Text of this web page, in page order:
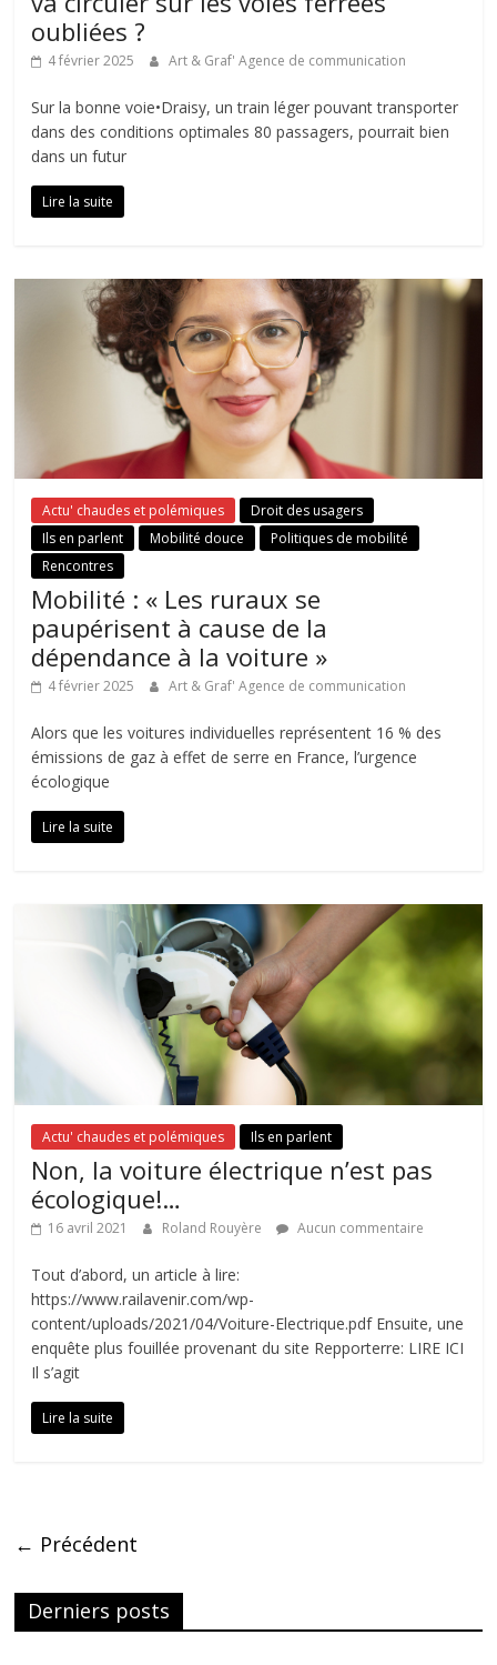
oubliées ?
4 février 2025 Art & Graf' Agence de communication
Sur la bonne voie•Draisy, un train léger pouvant transporter
dans des conditions optimales 80 passagers, pourrait bien
dans un futur
Lire la suite
Actu' chaudes et polémiques
Droit des usagers
Ils en parlent
Mobilité douce
Politiques de mobilité
Rencontres
Mobilité : « Les ruraux se
paupérisent à cause de la
dépendance à la voiture »
4 février 2025 Art & Graf' Agence de communication
Alors que les voitures individuelles représentent 16 % des
émissions de gaz à effet de serre en France, l’urgence
écologique
Lire la suite
Actu' chaudes et polémiques Ils en parlent
Non, la voiture électrique n’est pas
écologique!…
16 avril 2021 Roland Rouyère Aucun commentaire
Tout d’abord, un article à lire:
https://www.railavenir.com/wp-
content/uploads/2021/04/Voiture-Electrique.pdf Ensuite, une
enquête plus fouillée provenant du site Repporterre: LIRE ICI
Il s’agit
Lire la suite
← Précédent
Derniers posts